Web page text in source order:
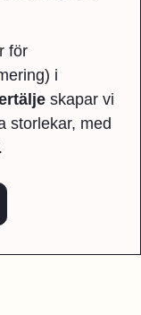
för
i
skapar vi
storlekar, med